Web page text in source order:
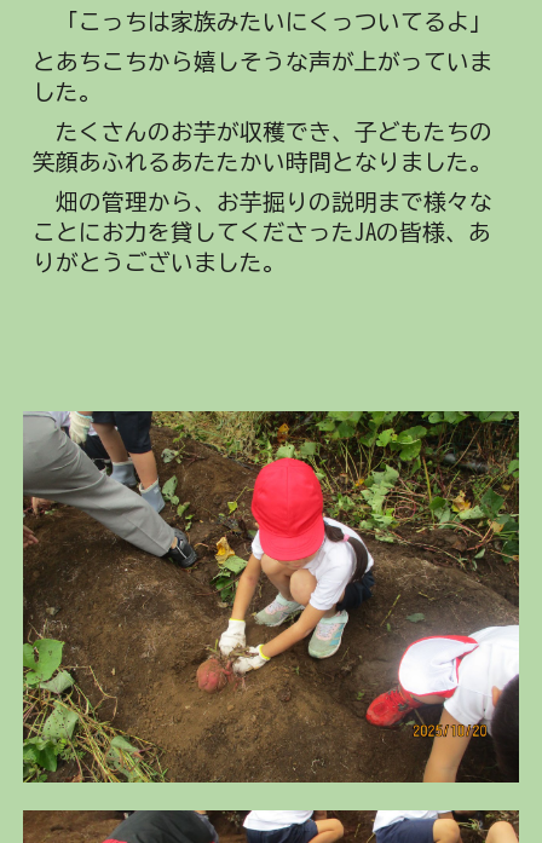
「こっちは家族みたいにくっついてるよ」
とあちこちから嬉しそうな声が上がっていま
した。
たくさんのお芋が収穫でき、子どもたちの
笑顔あふれるあたたかい時間となりました。
畑の管理から、お芋掘りの説明まで様々な
ことにお力を貸してくださったJAの皆様、あ
りがとうございました。